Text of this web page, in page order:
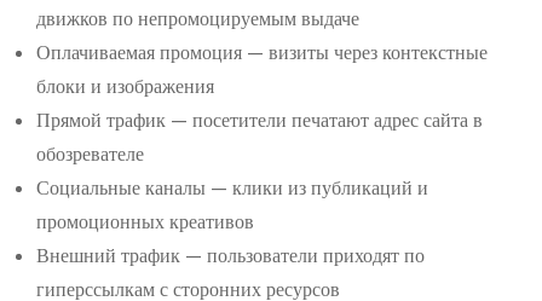
движков по непромоцируемым выдаче
Оплачиваемая промоция — визиты через контекстные
блоки и изображения
Прямой трафик — посетители печатают адрес сайта в
обозревателе
Социальные каналы — клики из публикаций и
промоционных креативов
Внешний трафик — пользователи приходят по
гиперссылкам с сторонних ресурсов